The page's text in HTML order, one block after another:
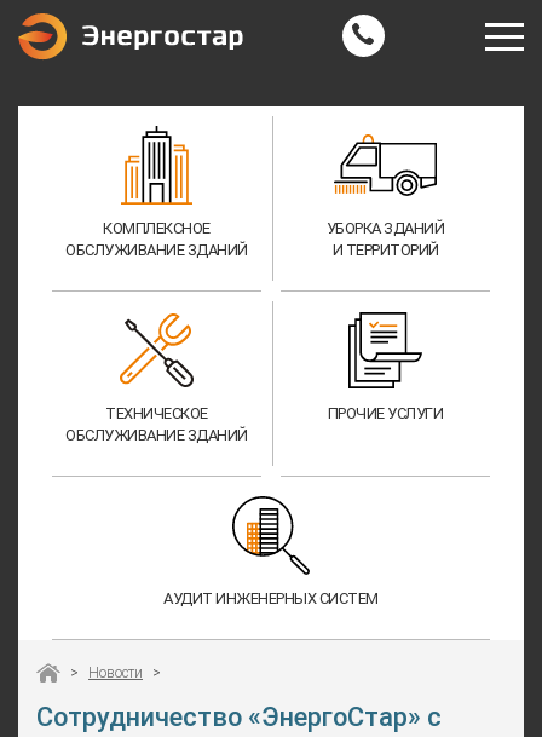
КОМПЛЕКСНОЕ
ОБСЛУЖИВАНИЕ ЗДАНИЙ
УБОРКА ЗДАНИЙ
И ТЕРРИТОРИЙ
ТЕХНИЧЕСКОЕ
ОБСЛУЖИВАНИЕ ЗДАНИЙ
ПРОЧИЕ УСЛУГИ
АУДИТ ИНЖЕНЕРНЫХ СИСТЕМ
> Новости >
Сотрудничество «ЭнергоСтар» с